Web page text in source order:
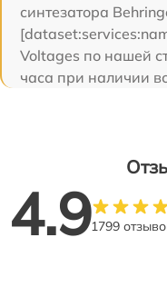
синтезатора
Voltages по нашей
часа при наличии
4.91799